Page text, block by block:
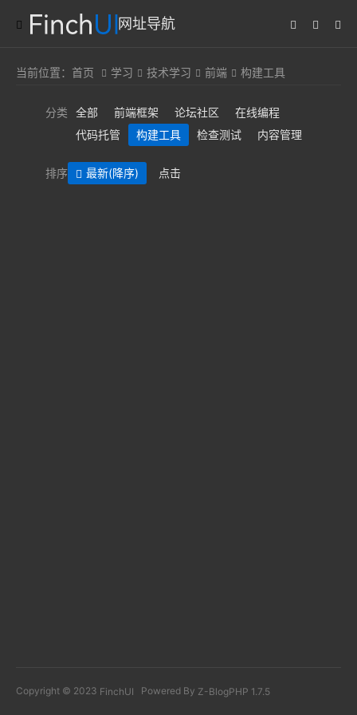
网址导航
当前位置： 首页 学习 技术学习 前端 构建工具
分类 全部 前端框架 论坛社区
在线编程
代码托管
构建工具 检查测试 内容管理
排序 最新(降序) 点击
Copyright © 2023 FinchUI Powered By Z-BlogPHP 1.7.5